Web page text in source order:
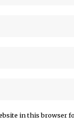
in this browser